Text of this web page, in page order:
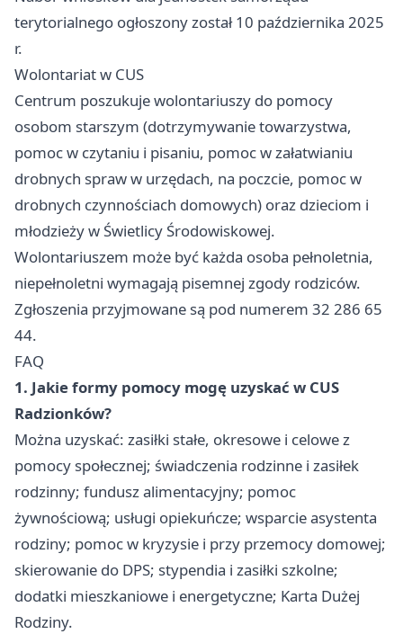
terytorialnego ogłoszony został 10 października 2025
r.
Wolontariat w CUS
Centrum poszukuje wolontariuszy do pomocy
osobom starszym (dotrzymywanie towarzystwa,
pomoc w czytaniu i pisaniu, pomoc w załatwianiu
drobnych spraw w urzędach, na poczcie, pomoc w
drobnych czynnościach domowych) oraz dzieciom i
młodzieży w Świetlicy Środowiskowej.
Wolontariuszem może być każda osoba pełnoletnia,
niepełnoletni wymagają pisemnej zgody rodziców.
Zgłoszenia przyjmowane są pod numerem 32 286 65
44.
FAQ
1. Jakie formy pomocy mogę uzyskać w CUS
Radzionków?
Można uzyskać: zasiłki stałe, okresowe i celowe z
pomocy społecznej; świadczenia rodzinne i zasiłek
rodzinny; fundusz alimentacyjny; pomoc
żywnościową; usługi opiekuńcze; wsparcie asystenta
rodziny; pomoc w kryzysie i przy przemocy domowej;
skierowanie do DPS; stypendia i zasiłki szkolne;
dodatki mieszkaniowe i energetyczne; Karta Dużej
Rodziny.